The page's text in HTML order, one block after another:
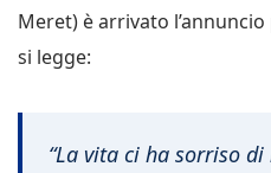
Meret) è arrivato
si legge:
“La vita ci ha sorriso